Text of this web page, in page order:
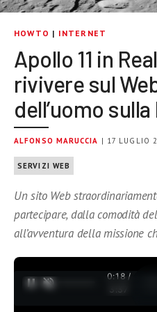
HOWTO | INTERNET
Apollo 11 in
rivivere sul
dell’uomo
ALFONSO MARUCCIA | 17 LUGLIO
SERVIZI WEB
Un sito Web
partecipare, dalla comodità
all’avventura della missione
0:19 /
3:37